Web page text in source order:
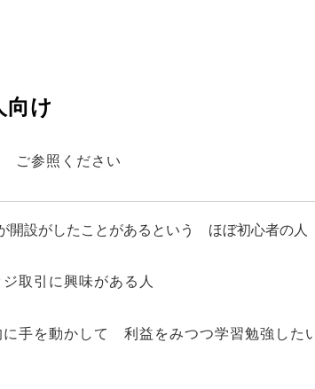
け
ご参照ください
開設がしたことがあるという ほぼ初心者の人
取引に興味がある人
手を動かして 利益をみつつ学習勉強した